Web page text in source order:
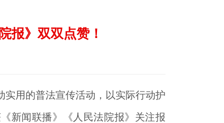
报》双双点赞！
实用的普法宣传活动，以实际行动护
新闻联播》《人民法院报》关注报